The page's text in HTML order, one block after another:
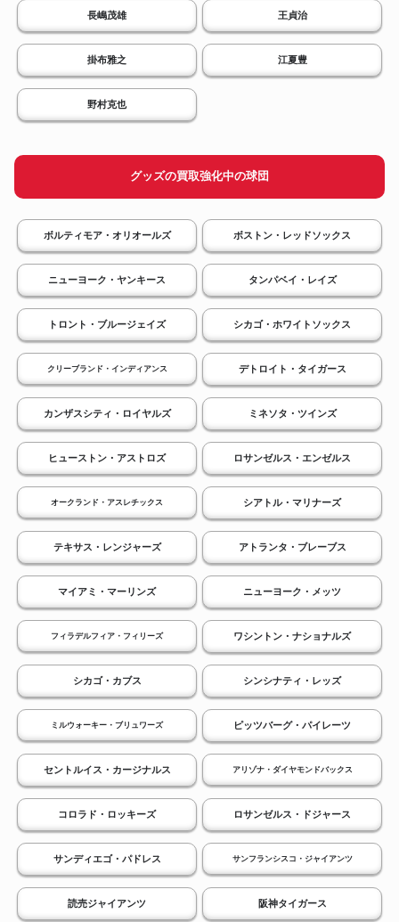
長嶋茂雄 王貞治
掛布雅之 江夏豊
野村克也
グッズの買取強化中の球団
ボルティモア・オリオールズ ボストン・レッドソックス
ニューヨーク・ヤンキース タンパベイ・レイズ
トロント・ブルージェイズ シカゴ・ホワイトソックス
クリーブランド・インディアンス デトロイト・タイガース
カンザスシティ・ロイヤルズ ミネソタ・ツインズ
ヒューストン・アストロズ ロサンゼルス・エンゼルス
オークランド・アスレチックス シアトル・マリナーズ
テキサス・レンジャーズ アトランタ・ブレーブス
マイアミ・マーリンズ ニューヨーク・メッツ
フィラデルフィア・フィリーズ ワシントン・ナショナルズ
シカゴ・カブス シンシナティ・レッズ
ミルウォーキー・ブリュワーズ ピッツバーグ・パイレーツ
セントルイス・カージナルス アリゾナ・ダイヤモンドバックス
コロラド・ロッキーズ ロサンゼルス・ドジャース
サンディエゴ・パドレス サンフランシスコ・ジャイアンツ
読売ジャイアンツ 阪神タイガース